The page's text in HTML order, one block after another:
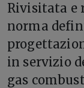
Rivisitata e
norma
in servizio
gas